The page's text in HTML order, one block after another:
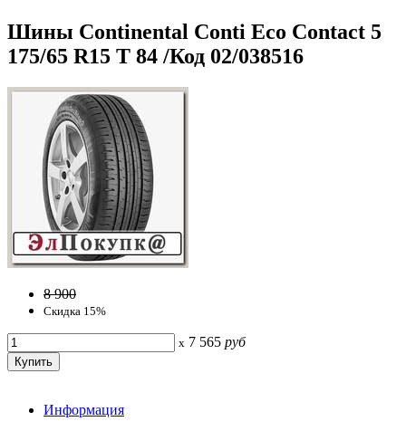
Шины Continental Conti Eco Contact 5
175/65 R15 T 84 /Код 02/038516
8 900
Скидка 15%
x 7 565 руб
Информация